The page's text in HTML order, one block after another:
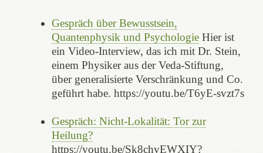
Gespräch über Bewusstsein,
Quantenphysik und PsychologieHier ist
ein Video-Interview, das ich mit Dr. Stein,
einem Physiker aus der Veda-Stiftung,
über generalisierte Verschränkung und Co.
geführt habe. https://youtu.be/T6yE-svzt7s
Gespräch: Nicht-Lokalität: Tor zur
Heilung?
https://youtu.be/Sk8chvEWXIY?